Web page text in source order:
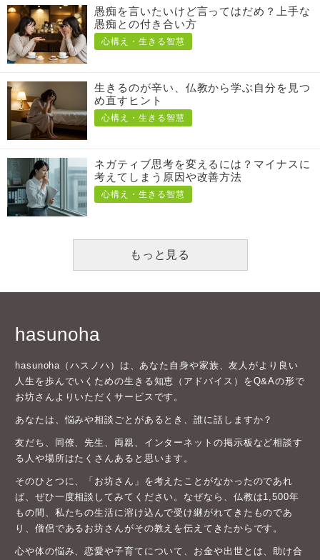
愚痴を言いたいけど言ってはだめ？上手な
愚痴との付き合い方
心構え・生きる智慧
生きるのが辛い、仏教から学ぶ自分を見つ
め直すヒント
心構え・生きる智慧
ネガティブ思考を変えるには？マイナスに
考えてしまう原因や改善方法
心構え・生きる智慧
もっと見る
hasunoha
hasunoha（ハスノハ）は、あなた自身や家族、友人がより良い
人生を歩んでいくための生きる知恵（アドバイス）をQ&Aの形で
お坊さんよりいただくサービスです。
あなたは、悩みや相談ごとがあるとき、誰に話しますか？
友だち、同僚、先生、両親、インターネットの掲示板など相談す
る人や場所はたくさんあると思います。
そのひとつに、「お坊さん」を考えたことがなかったのであれ
ば、ぜひ一度相談してみてください。なぜなら、仏教は1,500年
もの間、私たちの生活に溶け込んで受け継がれてきたものであ
り、僧侶であるお坊さんがその教えを伝えてきたからです。
心や体の悩み、恋愛や子育てについて、お金や出世とは、助け合